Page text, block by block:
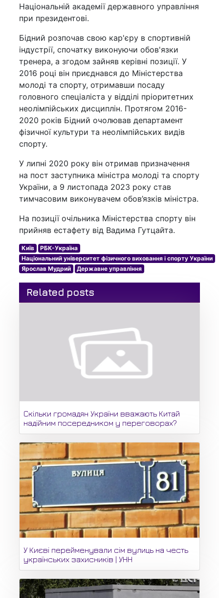
Національній академії державного управління
при президентові.
Бідний розпочав свою кар'єру в спортивній
індустрії, спочатку виконуючи обов'язки
тренера, а згодом зайняв керівні позиції. У
2016 році він приєднався до Міністерства
молоді та спорту, отримавши посаду
головного спеціаліста у відділі пріоритетних
неолімпійських дисциплін. Протягом 2016-
2020 років Бідний очолював департамент
фізичної культури та неолімпійських видів
спорту.
У липні 2020 року він отримав призначення
на пост заступника міністра молоді та спорту
України, а 9 листопада 2023 року став
тимчасовим виконувачем обов’язків міністра.
На позиції очільника Міністерства спорту він
прийняв естафету від Вадима Гутцайта.
Київ
РБК-Україна
Національний університет фізичного виховання і спорту України
Ярослав Мудрий
Державне управління
Related posts
Скільки громадян України вважають Китай
надійним посередником у переговорах?
У Києві перейменували сім вулиць на честь
українських захисників | УНН